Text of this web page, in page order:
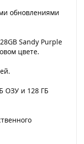
обновлениями
Sandy Purple
цвете.
ОЗУ и 128 ГБ